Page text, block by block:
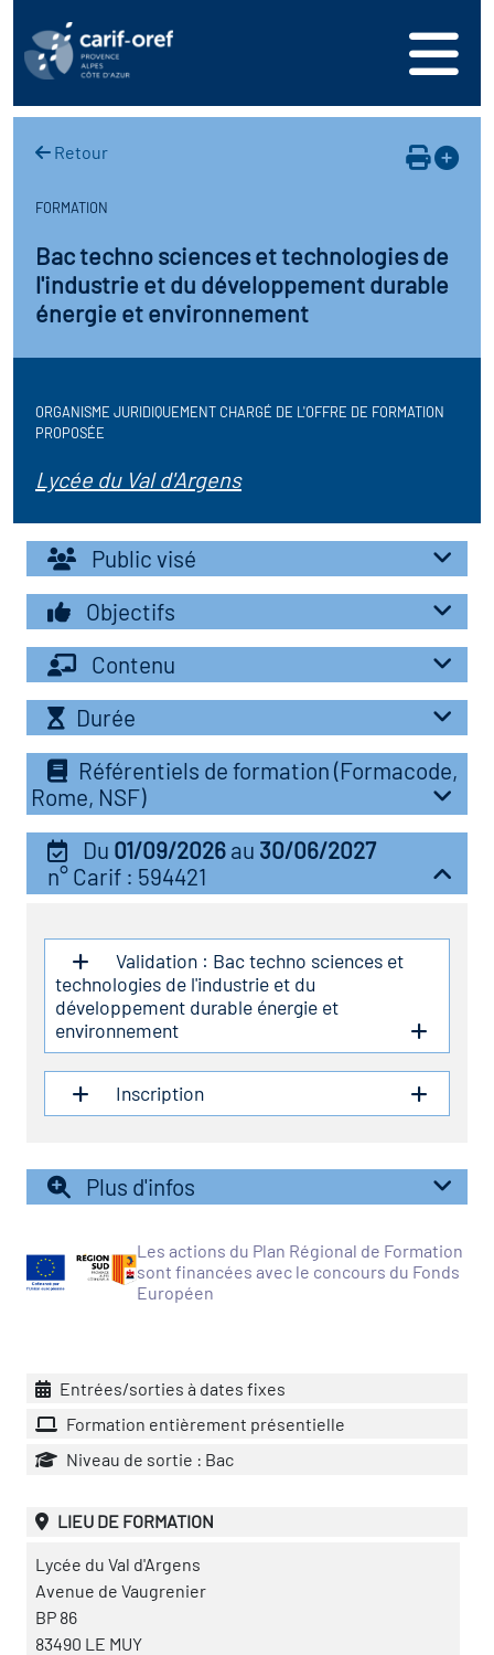
nous
formation
en région
en santé et sécurité au
clés métiers et
lieu d'information ou
Partenariale de la
Régional d’Observation
des transitions
de l'Economie
Solidaire (ESS)
du secteur sanitaire
de l'Industrie
emploi-formation
des secteurs(en
construction)
votre offre de
Retour
FORMATION
Bac techno sciences et technologies de
l'industrie et du développement durable
énergie et environnement
ORGANISME JURIDIQUEMENT CHARGÉ DE L'OFFRE DE FORMATION
PROPOSÉE
Lycée du Val d'Argens
Public visé
Objectifs
Contenu
Durée
Référentiels de formation (Formacode,
Rome, NSF)
Du 01/09/2026 au 30/06/2027
n° Carif : 594421
Validation : Bac techno sciences et
technologies de l'industrie et du
développement durable énergie et
environnement
Inscription
Plus d'infos
Les actions du Plan Régional de Formation
sont financées avec le concours du Fonds
Européen
Entrées/sorties à dates fixes
Formation entièrement présentielle
Niveau de sortie : Bac
LIEU DE FORMATION
Lycée du Val d'Argens
Avenue de Vaugrenier
BP 86
83490 LE MUY